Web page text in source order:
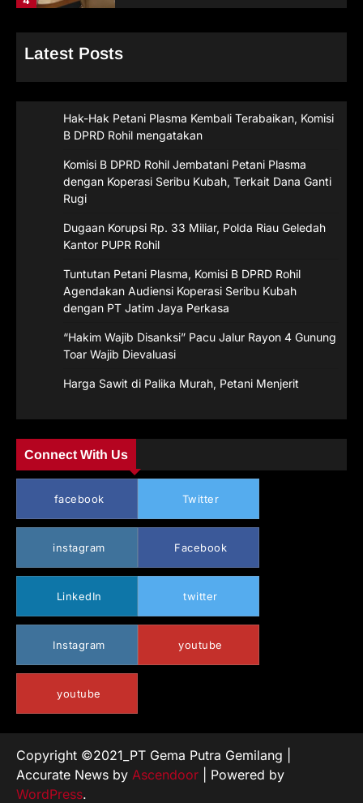
Latest Posts
Hak-Hak Petani Plasma Kembali Terabaikan, Komisi
B DPRD Rohil mengatakan
Komisi B DPRD Rohil Jembatani Petani Plasma
dengan Koperasi Seribu Kubah, Terkait Dana Ganti
Rugi
Dugaan Korupsi Rp. 33 Miliar, Polda Riau Geledah
Kantor PUPR Rohil
Tuntutan Petani Plasma, Komisi B DPRD Rohil
Agendakan Audiensi Koperasi Seribu Kubah
dengan PT Jatim Jaya Perkasa
“Hakim Wajib Disanksi” Pacu Jalur Rayon 4 Gunung
Toar Wajib Dievaluasi
Harga Sawit di Palika Murah, Petani Menjerit
Connect With Us
facebook Twitter
instagram Facebook
LinkedIn twitter
Instagram youtube
youtube
Copyright ©2021_PT Gema Putra Gemilang |
Accurate News by Ascendoor | Powered by
WordPress.